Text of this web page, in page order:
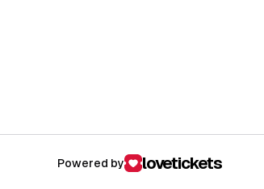
Powered by lovetickets